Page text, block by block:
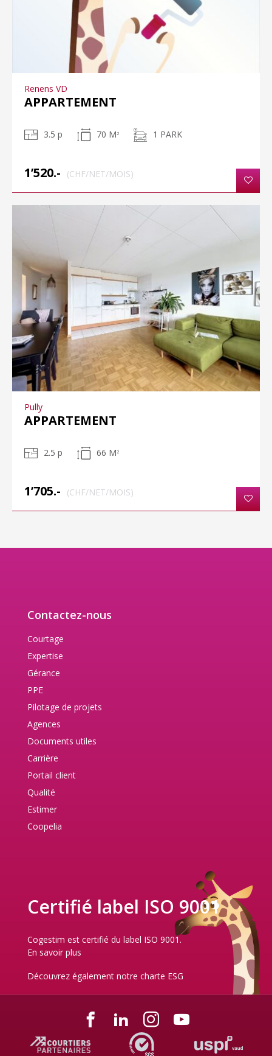
Renens VD
APPARTEMENT
3.5 p 70 M 2 1 PARK
1’520.- (CHF/NET/MOIS)
Pully
APPARTEMENT
2.5 p 66 M 2
1’705.- (CHF/NET/MOIS)
Contactez-nous
Courtage
Expertise
Gérance
PPE
Pilotage de projets
Agences
Documents utiles
Carrière
Portail client
Qualité
Estimer
Coopelia
Certifié label ISO 9001
Cogestim est certifié du label ISO 9001.
En savoir plus
Découvrez également notre charte ESG